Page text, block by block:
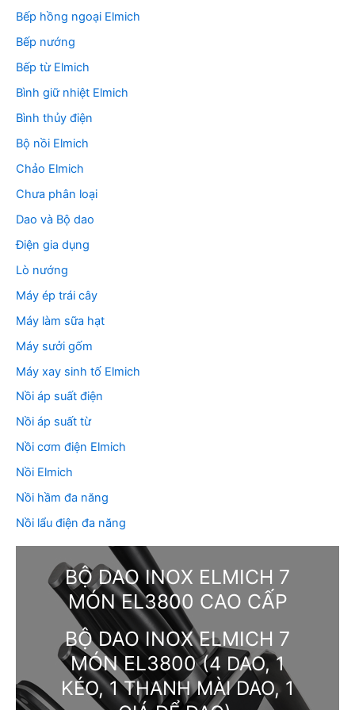
Bếp hồng ngoại Elmich
Bếp nướng
Bếp từ Elmich
Bình giữ nhiệt Elmich
Bình thủy điện
Bộ nồi Elmich
Chảo Elmich
Chưa phân loại
Dao và Bộ dao
Điện gia dụng
Lò nướng
Máy ép trái cây
Máy làm sữa hạt
Máy sưởi gốm
Máy xay sinh tố Elmich
Nồi áp suất điện
Nồi áp suất từ
Nồi cơm điện Elmich
Nồi Elmich
Nồi hầm đa năng
Nồi lẩu điện đa năng
BỘ DAO INOX ELMICH 7
MÓN EL3800 CAO CẤP
BỘ DAO INOX ELMICH 7
MÓN EL3800(4 DAO, 1
KÉO, 1 THANH MÀI DAO, 1